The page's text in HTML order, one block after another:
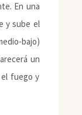
En una
y sube el
bajo)
un
el fuego y